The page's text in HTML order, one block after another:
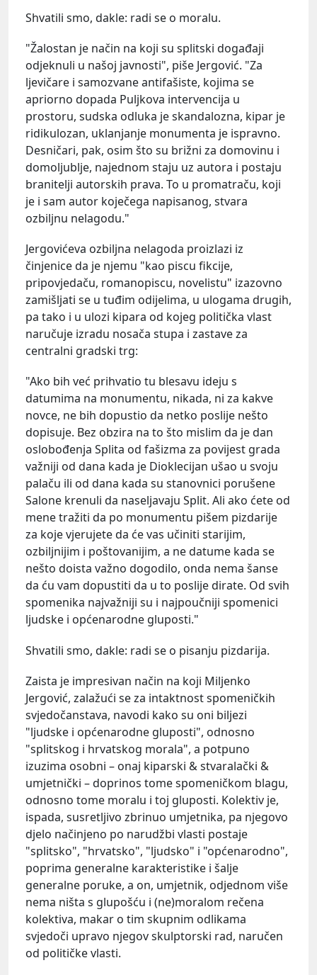
Shvatili smo, dakle: radi se o moralu.
"Žalostan je način na koji su splitski događaji
odjeknuli u našoj javnosti", piše Jergović. "Za
ljevičare i samozvane antifašiste, kojima se
apriorno dopada Puljkova intervencija u
prostoru, sudska odluka je skandalozna, kipar je
ridikulozan, uklanjanje monumenta je ispravno.
Desničari, pak, osim što su brižni za domovinu i
domoljublje, najednom staju uz autora i postaju
branitelji autorskih prava. To u promatraču, koji
je i sam autor koječega napisanog, stvara
ozbiljnu nelagodu."
Jergovićeva ozbiljna nelagoda proizlazi iz
činjenice da je njemu "kao piscu fikcije,
pripovjedaču, romanopiscu, novelistu" izazovno
zamišljati se u tuđim odijelima, u ulogama drugih,
pa tako i u ulozi kipara od kojeg politička vlast
naručuje izradu nosača stupa i zastave za
centralni gradski trg:
"Ako bih već prihvatio tu blesavu ideju s
datumima na monumentu, nikada, ni za kakve
novce, ne bih dopustio da netko poslije nešto
dopisuje. Bez obzira na to što mislim da je dan
oslobođenja Splita od fašizma za povijest grada
važniji od dana kada je Dioklecijan ušao u svoju
palaču ili od dana kada su stanovnici porušene
Salone krenuli da naseljavaju Split. Ali ako ćete od
mene tražiti da po monumentu pišem pizdarije
za koje vjerujete da će vas učiniti starijim,
ozbiljnijim i poštovanijim, a ne datume kada se
nešto doista važno dogodilo, onda nema šanse
da ću vam dopustiti da u to poslije dirate. Od svih
spomenika najvažniji su i najpoučniji spomenici
ljudske i općenarodne gluposti."
Shvatili smo, dakle: radi se o pisanju pizdarija.
Zaista je impresivan način na koji Miljenko
Jergović, zalažući se za intaktnost spomeničkih
svjedočanstava, navodi kako su oni biljezi
"ljudske i općenarodne gluposti", odnosno
"splitskog i hrvatskog morala", a potpuno
izuzima osobni – onaj kiparski & stvaralački &
umjetnički – doprinos tome spomeničkom blagu,
odnosno tome moralu i toj gluposti. Kolektiv je,
ispada, susretljivo zbrinuo umjetnika, pa njegovo
djelo načinjeno po narudžbi vlasti postaje
"splitsko", "hrvatsko", "ljudsko" i "općenarodno",
poprima generalne karakteristike i šalje
generalne poruke, a on, umjetnik, odjednom više
nema ništa s glupošću i (ne)moralom rečena
kolektiva, makar o tim skupnim odlikama
svjedoči upravo njegov skulptorski rad, naručen
od političke vlasti.